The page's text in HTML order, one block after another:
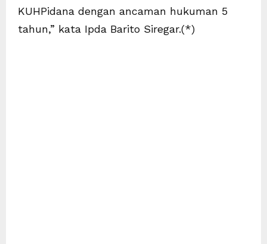
KUHPidana dengan ancaman hukuman 5
tahun,” kata Ipda Barito Siregar.(*)